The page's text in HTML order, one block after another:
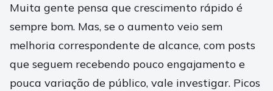
Muita gente pensa que crescimento rápido é
sempre bom. Mas, se o aumento veio sem
melhoria correspondente de alcance, com posts
que seguem recebendo pouco engajamento e
pouca variação de público, vale investigar. Picos